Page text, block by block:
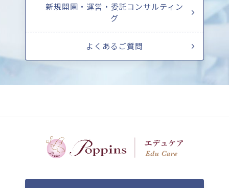
新規開園・運営・委託コンサルティン
グ
よくあるご質問